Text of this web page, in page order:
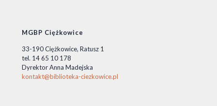
MGBP Ciężkowice
33-190 Ciężkowice, Ratusz 1
tel. 14 65 10 178
Dyrektor Anna Madejska
kontakt@biblioteka-ciezkowice.pl